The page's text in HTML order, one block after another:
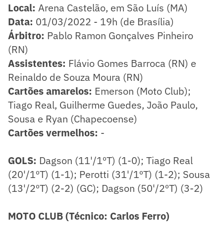
Local: Arena Castelão, em São Luís (MA)
Data: 01/03/2022 - 19h (de Brasília)
​Árbitro: Pablo Ramon Gonçalves Pinheiro
(RN)
Assistentes: Flávio Gomes Barroca (RN) e
Reinaldo de Souza Moura (RN)
Cartões amarelos: Emerson (Moto Club);
Tiago Real, Guilherme Guedes, João Paulo,
Sousa e Ryan (Chapecoense)
Cartões vermelhos: -
GOLS: Dagson (11'/1ºT) (1-0); Tiago Real
(20'/1ºT) (1-1); Perotti (31'/1ºT) (1-2)​; Sousa
(13'/2ºT) (2-2) (GC); Dagson (50'/2ºT) (3-2)
MOTO CLUB (Técnico: Carlos Ferro)